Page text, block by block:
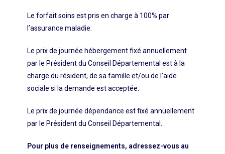
Le forfait soins est pris en charge à 100% par
l’assurance maladie.
Le prix de journée hébergement fixé annuellement
par le Président du Conseil Départemental est à la
charge du résident, de sa famille et/ou de l’aide
sociale si la demande est acceptée.
Le prix de journée dépendance est fixé annuellement
par le Président du Conseil Départemental.
Pour plus de renseignements, adressez-vous au